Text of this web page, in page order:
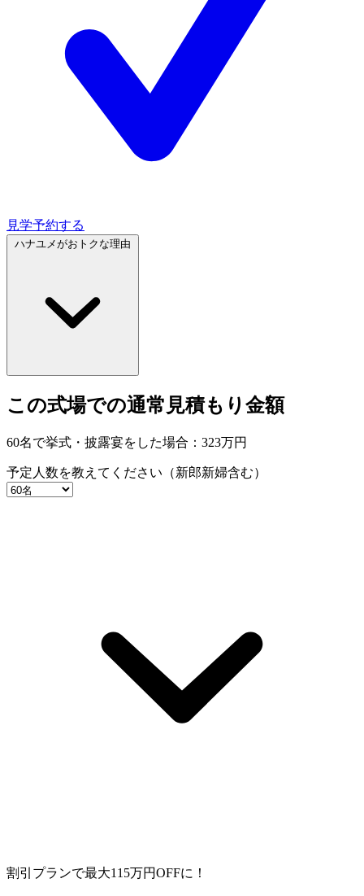
見学予約する
この式場での通常見積もり金額
60名で挙式・披露宴をした場合： 323万円
予定人数を教えてください（新郎新婦含む）
割引プランで最大115万円OFFに！